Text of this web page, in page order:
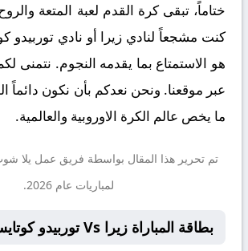
ختاماً، تبقى كرة القدم لعبة المتعة
كنت مشجعاً لنادي زيرا أو نادي توربيدو
هو الاستمتاع بما يقدمه النجوم. نتمنى
عبر موقعنا. ونحن نعدكم بأن نكون دائماً
ما يخص عالم الكرة الاوروبية والعالمية.
تم تحرير هذا المقال بواسطة فريق عمل يلا
لمباريات عام 2026.
بطاقة المباراة زيرا Vs توربيدو كوتايسي